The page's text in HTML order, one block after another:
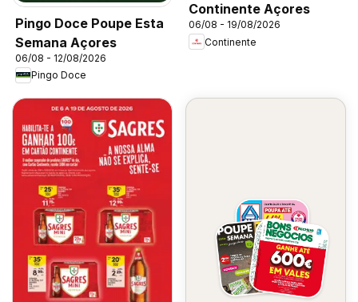
Pingo Doce Poupe Esta
Semana Açores
06/08 - 12/08/2026
Pingo Doce
Continente Açores
06/08 - 19/08/2026
Continente